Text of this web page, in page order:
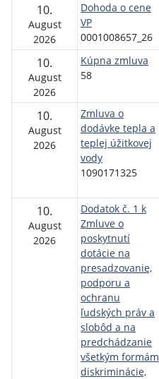
10.
August
2026
Dohoda o cene
VP
0001008657_26
10.
August
2026
Kúpna zmluva
58
10.
August
2026
Zmluva o
dodávke tepla a
teplej úžitkovej
vody
1090171325
10.
August
2026
Dodatok č. 1 k
Zmluve o
poskytnutí
dotácie na
presadzovanie,
podporu a
ochranu
ľudských práv a
slobôd a na
predchádzanie
všetkým formám
diskriminácie,